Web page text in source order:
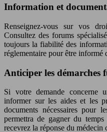
Information et
Renseignez-vous sur vos
Consultez des forums
toujours la fiabilité des
réglementaire pour être informé
Anticiper les démarches
Si votre demande concerne
informer sur les aides et les
documents nécessaires pour
permettra de gagner du
recevrez la réponse du médecin